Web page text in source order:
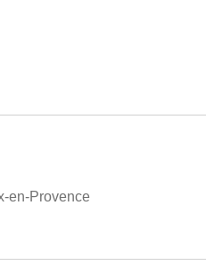
en-Provence